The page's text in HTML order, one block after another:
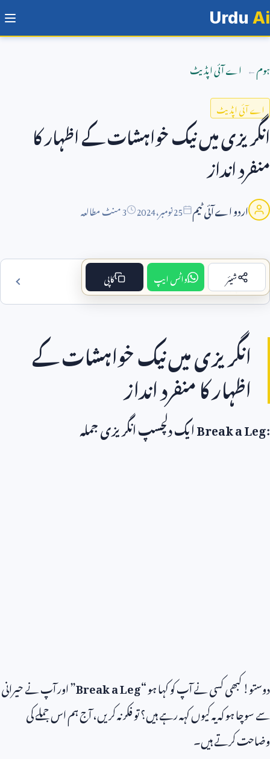
Urdu Ai
ہوم اے آئی اپڈیٹ
اے آئی اپڈیٹ
انگریزی میں نیک خواہشات کے اظہار کا
منفرد انداز
اردو اے آئی ٹیم 25نومبر،2024 3 منٹ مطالعہ
فہرست مضمون
انگریزی میں نیک خواہشات کے
اظہار کا منفرد انداز
Break a Leg:ایک دلچسپ انگریزی جملہ
دوستو! کبھی کسی نے آپ کو کہا ہو“
Break a Leg
”اور آپ نے حیرانی
سے سوچا ہو کہ یہ کیوں کہہ رہے ہیں؟ تو فکر نہ کریں، آج ہم اس جملے کی
وضاحت کرتے ہیں۔
شیئر واٹس ایپ کاپی